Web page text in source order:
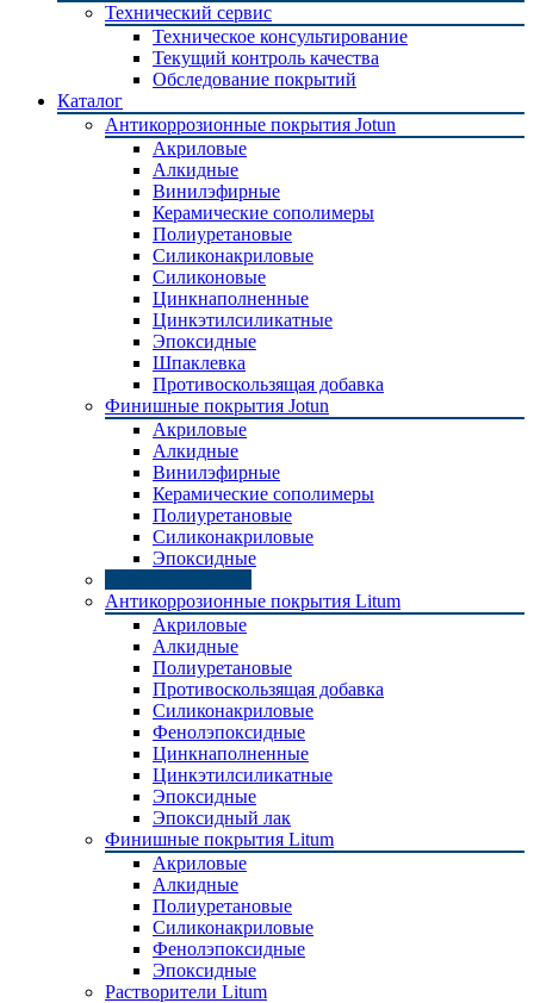
Технический сервис
Техническое консультирование
Текущий контроль качества
Обследование покрытий
Каталог
Антикоррозионные покрытия Jotun
Акриловые
Алкидные
Винилэфирные
Керамические сополимеры
Полиуретановые
Силиконакриловые
Силиконовые
Цинкнаполненные
Цинкэтилсиликатные
Эпоксидные
Шпаклевка
Противоскользящая добавка
Финишные покрытия Jotun
Акриловые
Алкидные
Винилэфирные
Керамические сополимеры
Полиуретановые
Силиконакриловые
Эпоксидные
Антикоррозионные покрытия Litum
Акриловые
Алкидные
Полиуретановые
Противоскользящая добавка
Силиконакриловые
Фенолэпоксидные
Цинкнаполненные
Цинкэтилсиликатные
Эпоксидные
Эпоксидный лак
Финишные покрытия Litum
Акриловые
Алкидные
Полиуретановые
Силиконакриловые
Фенолэпоксидные
Эпоксидные
Растворители Litum